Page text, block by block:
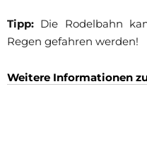
Tipp: Die Rodelbahn
Regen gefahren werden!
Weitere Informationen